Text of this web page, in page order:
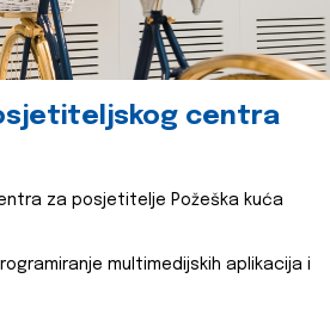
centra
za posjetitelje Požeška kuća
multimedijskih aplikacija i